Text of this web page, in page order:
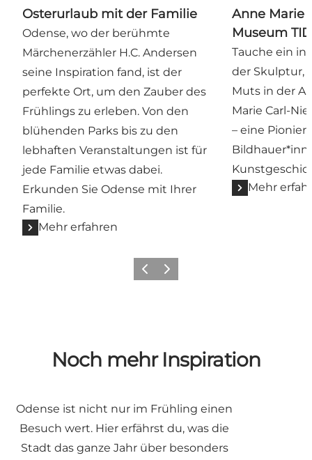
Osterurlaub mit der Familie
Odense, wo der berühmte
Märchenerzähler H.C. Andersen
seine Inspiration fand, ist der
perfekte Ort, um den Zauber des
Frühlings zu erleben. Von den
blühenden Parks bis zu den
lebhaften Veranstaltungen ist für
jede Familie etwas dabei.
Erkunden Sie Odense mit Ihrer
Familie.
Mehr erfahren
Anne Marie
Museum TID
Tauche ein in
der Skulptur,
Muts in der
Marie Carl-
– eine
Mehr
ZurückWeiter
Noch mehr Inspiration
Odense ist nicht nur im Frühling einen
Besuch wert. Hier erfährst du, was die
Stadt das ganze Jahr über besonders